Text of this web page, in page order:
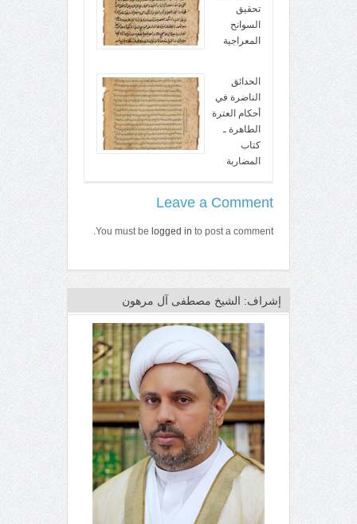
تحقيق
السوانح
المعراجية
الحدائق
الناضرة في
أحكام العترة
الطاهرة ـ
كتاب
المضاربة
Leave a Comment
You must be logged in to post a comment.
إشراف: الشيخ مصطفى آل مرهون